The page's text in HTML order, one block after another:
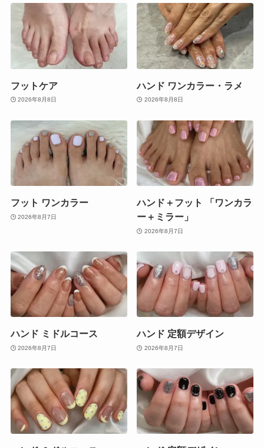
フットケア
2026年8月8日
ハンド ワンカラー・ラメ
2026年8月8日
フット ワンカラー
2026年8月7日
ハンド＋フット 「ワンカラ
ー＋ミラー」
2026年8月7日
ハンド ミドルコース
2026年8月7日
ハンド 定額デザイン
2026年8月7日